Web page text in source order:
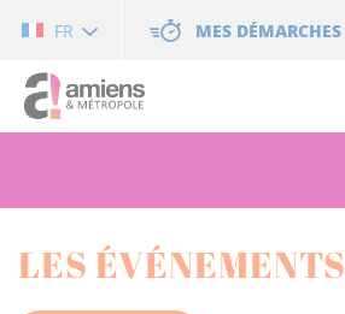
FR MES DÉMARCHES
LES ÉVÉNEMENTS